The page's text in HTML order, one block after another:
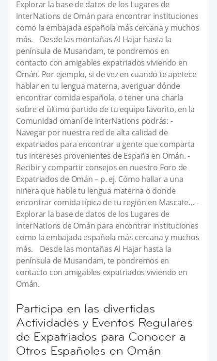
Explorar la base de datos de los Lugares de
InterNations de Omán para encontrar instituciones
como la embajada española más cercana y muchos
más. Desde las montañas Al Hajar hasta la
península de Musandam, te pondremos en
contacto con amigables expatriados viviendo en
Omán. Por ejemplo, si de vez en cuando te apetece
hablar en tu lengua materna, averiguar dónde
encontrar comida española, o tener una charla
sobre el último partido de tu equipo favorito, en la
Comunidad omaní de InterNations podrás: -
Navegar por nuestra red de alta calidad de
expatriados para encontrar a gente que comparta
tus intereses provenientes de España en Omán. -
Recibir y compartir consejos en nuestro Foro de
Expatriados de Omán – p. ej. Cómo hallar a una
niñera que hable tu lengua materna o donde
encontrar comida típica de tu región en Mascate… -
Explorar la base de datos de los Lugares de
InterNations de Omán para encontrar instituciones
como la embajada española más cercana y muchos
más. Desde las montañas Al Hajar hasta la
península de Musandam, te pondremos en
contacto con amigables expatriados viviendo en
Omán.
Participa en las divertidas
Actividades y Eventos Regulares
de Expatriados para Conocer a
Otros Españoles en Omán